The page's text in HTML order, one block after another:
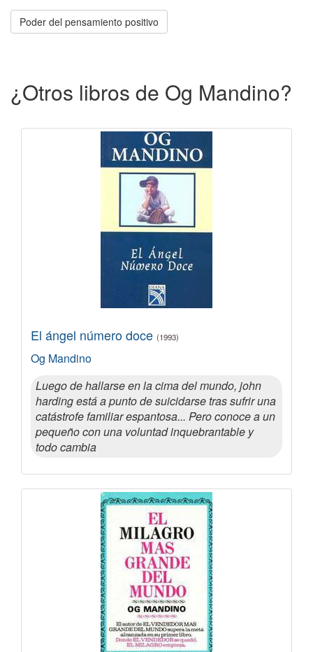
Poder del pensamiento positivo
¿Otros libros de Og Mandino?
El ángel número doce (1993)
Og Mandino
Luego de hallarse en la cima del mundo, john
harding está a punto de suicidarse tras sufrir una
catástrofe familiar espantosa... Pero conoce a un
pequeño con una voluntad inquebrantable y
todo cambia